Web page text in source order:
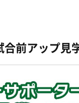
前アップ見